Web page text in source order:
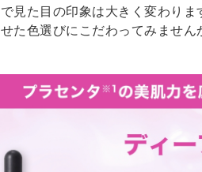
見た目の印象は大きく変わり
た色選びにこだわってみません